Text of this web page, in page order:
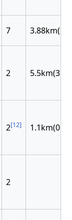
7
2
2[12]
2